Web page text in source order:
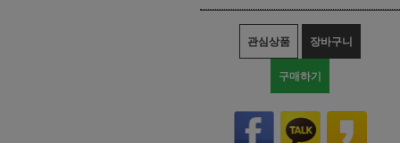
관심상품 장바구니
구매하기